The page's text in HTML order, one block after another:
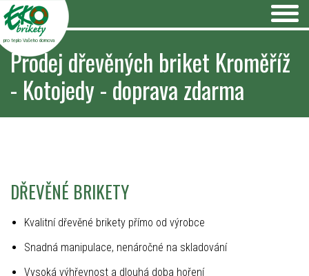
pro teplo Vašeho domova
Prodej dřevěných briket Kroměříž
- Kotojedy - doprava zdarma
DŘEVĚNÉ BRIKETY
Kvalitní dřevěné brikety přímo od výrobce
Snadná manipulace, nenáročné na skladování
Vysoká výhřevnost a dlouhá doba hoření